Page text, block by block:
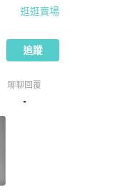
逛逛賣場
追蹤
聊聊回覆
-